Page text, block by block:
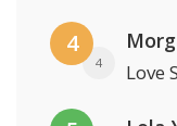
4
4 Love